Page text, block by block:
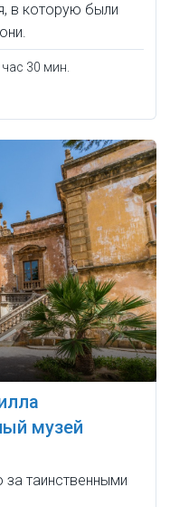
в которую были
час 30 мин.
музей
таинственными